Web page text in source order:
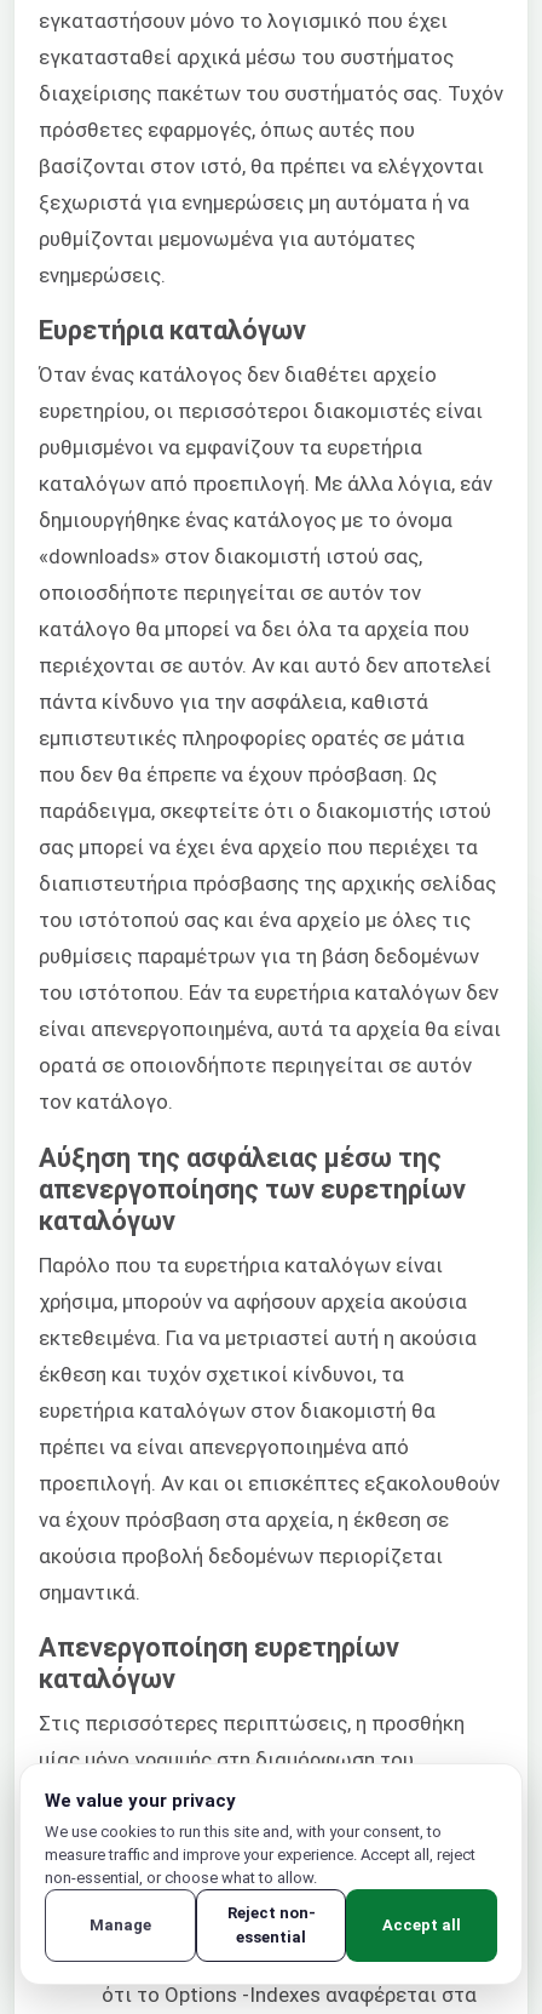
εγκαταστήσουν μόνο το λογισμικό που έχει
εγκατασταθεί αρχικά μέσω του συστήματος
διαχείρισης πακέτων του συστήματός σας. Τυχόν
πρόσθετες εφαρμογές, όπως αυτές που
βασίζονται στον ιστό, θα πρέπει να ελέγχονται
ξεχωριστά για ενημερώσεις μη αυτόματα ή να
ρυθμίζονται μεμονωμένα για αυτόματες
ενημερώσεις.
Ευρετήρια καταλόγων
Όταν ένας κατάλογος δεν διαθέτει αρχείο
ευρετηρίου, οι περισσότεροι διακομιστές είναι
ρυθμισμένοι να εμφανίζουν τα ευρετήρια
καταλόγων από προεπιλογή. Με άλλα λόγια, εάν
δημιουργήθηκε ένας κατάλογος με το όνομα
«downloads» στον διακομιστή ιστού σας,
οποιοσδήποτε περιηγείται σε αυτόν τον
κατάλογο θα μπορεί να δει όλα τα αρχεία που
περιέχονται σε αυτόν. Αν και αυτό δεν αποτελεί
πάντα κίνδυνο για την ασφάλεια, καθιστά
εμπιστευτικές πληροφορίες ορατές σε μάτια
που δεν θα έπρεπε να έχουν πρόσβαση. Ως
παράδειγμα, σκεφτείτε ότι ο διακομιστής ιστού
σας μπορεί να έχει ένα αρχείο που περιέχει τα
διαπιστευτήρια πρόσβασης της αρχικής σελίδας
του ιστότοπού σας και ένα αρχείο με όλες τις
ρυθμίσεις παραμέτρων για τη βάση δεδομένων
του ιστότοπου. Εάν τα ευρετήρια καταλόγων δεν
είναι απενεργοποιημένα, αυτά τα αρχεία θα είναι
ορατά σε οποιονδήποτε περιηγείται σε αυτόν
τον κατάλογο.
Αύξηση της ασφάλειας μέσω της
απενεργοποίησης των ευρετηρίων
καταλόγων
Παρόλο που τα ευρετήρια καταλόγων είναι
χρήσιμα, μπορούν να αφήσουν αρχεία ακούσια
εκτεθειμένα. Για να μετριαστεί αυτή η ακούσια
έκθεση και τυχόν σχετικοί κίνδυνοι, τα
ευρετήρια καταλόγων στον διακομιστή θα
πρέπει να είναι απενεργοποιημένα από
προεπιλογή. Αν και οι επισκέπτες εξακολουθούν
να έχουν πρόσβαση στα αρχεία, η έκθεση σε
ακούσια προβολή δεδομένων περιορίζεται
σημαντικά.
Απενεργοποίηση ευρετηρίων
καταλόγων
Στις περισσότερες περιπτώσεις, η προσθήκη
μίας μόνο γραμμής στη διαμόρφωση του
διακομιστή ιστού σας είναι επαρκής για την
απενεργοποίηση των ευρετηρίων καταλόγων.
Ακολουθήστε αυτά ταβήματα για να
απενεργοποιήσετε αυτές τις λίστες
καταλόγων στο Apache Wiki. Βεβαιωθείτε
ότι το Options -Indexes αναφέρεται στα
We value your privacy
We use cookies to run this site and, with your consent, to
measure traffic and improve your experience. Accept all, reject
non-essential, or choose what to allow.
Manage
Reject non-
essential
Accept all